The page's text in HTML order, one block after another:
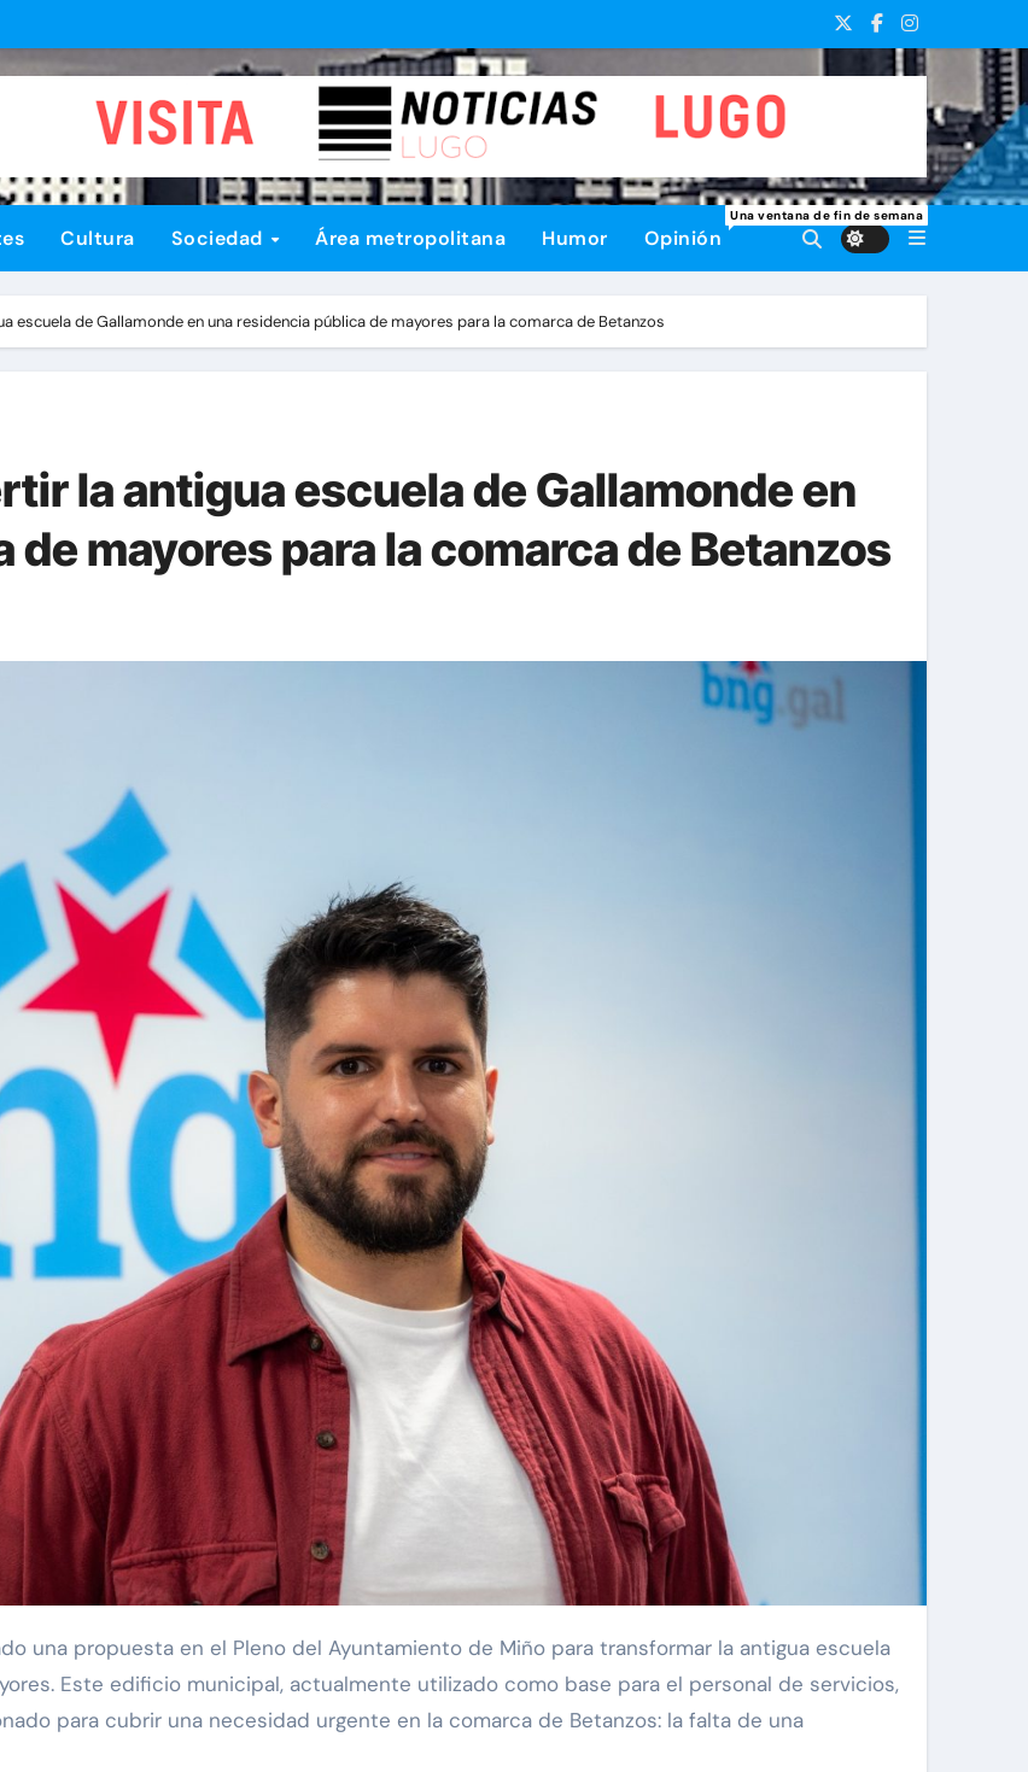
Cultura Sociedad Área metropolitana Humor Opinión
Una ventana de fin de semana
escuela de Gallamonde en una residencia pública de mayores para la comarca de Betanzos
la antigua escuela de Gallamonde en
mayores para la comarca de Betanzos
Este edificio municipal, actualmente utilizado como base para el personal de servicios,
para cubrir una necesidad urgente en la comarca de Betanzos: la falta de una